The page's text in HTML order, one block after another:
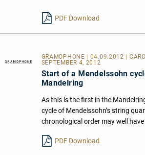
PDF Download
GRAMOPHONE | 04.09.2012 |
SEPTEMBER 4, 2012
Start of a Mendelssohn
Mandelring
As this is the first in the
cycle of Mendelssohn’s string
chronological order may well have
PDF Download